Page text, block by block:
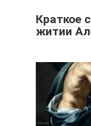
Краткое
житии